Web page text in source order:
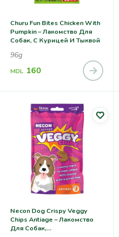
Churu Fun Bites Chicken With
Pumpkin – Лакомство Для
Собак, С Курицей И Тыквой
96g
MDL 160
Necon Dog Crispy Veggy
Chips Antiage – Лакомство
Для Собак,